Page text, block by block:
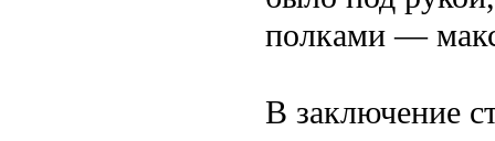
полками —
В заключение